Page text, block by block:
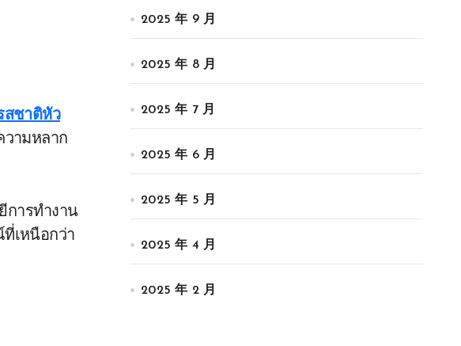
สชาติหัว
ามหลาก
การทำงาน
เหนือกว่า
2025 年 9 月
2025 年 8 月
2025 年 7 月
2025 年 6 月
2025 年 5 月
2025 年 4 月
2025 年 2 月